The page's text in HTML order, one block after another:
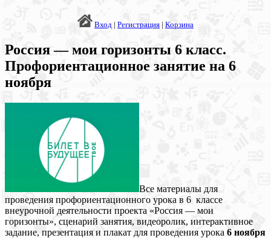
Вход | Регистрация | Корзина
Россия — мои горизонты 6 класс.
Профориентационное занятие на 6
ноября
Все материалы для
проведения профориентационного урока в 6 классе
внеурочной деятельности проекта «Россия — мои
горизонты», сценарий занятия, видеоролик, интерактивное
задание, презентация и плакат для проведения урока 6 ноября